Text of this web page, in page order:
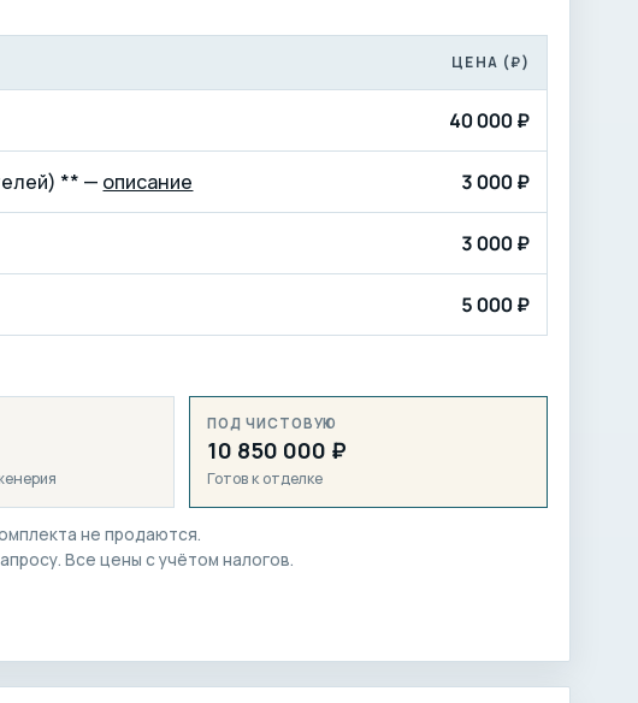
ЦЕНА (₽)
40 000 ₽
** — описание 3 000 ₽
3 000 ₽
5 000 ₽
ПОД ЧИСТОВУЮ
10 850 000 ₽
Готов к отделке
не продаются.
Все цены с учётом налогов.